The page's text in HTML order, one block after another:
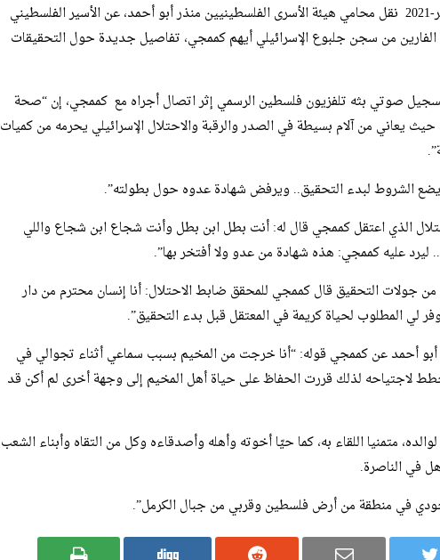
زاجل نيوز-21-سبتمبر-2021 نقل محامي هيئة الأسرى الفلسطينيين منذر أبو أحمد، عن الأسير الفلسطيني
الذي كان من بين الـ6 الفارين من سجن جلبوع الإسرائيلي أيهم كممجي، تفاصيل جديدة حول التحقيقات
صوتي بثه تلفزيون فلسطين الرسمي إثر اتصال أجراه مع كممجي، إن “صحة
يعاني من آلام بسيطة في الصدر والرقبة والاحتلال الإسرائيلي يحرمه من كميات
الشروط لبدء التحقيق.. ويرفض شهادة عدوه حول بطولته”.
الذي اعتقل كممجي قال له: أنت بطل ابن بطل وأنت شجاع ابن شجاع واللي
ليرد عليه كممجي: هذه شهادة من عدو ولا أفتخر بها”.
جولات التحقيق قال كممجي للمحقق ضابط الاحتلال: أنا إنسان محترم من دار
لي المطلوب لحياة كريمة في المعتقل قبل بدء التحقيق”.
أحمد عن كممجي قوله: “أنا خرجت من المخيم بسبب سماعي أثناء تجوالي في
لاجتياحه لذلك قررت الحفاظ على حياة أهل المخيم إلى وجهة أخرى لم أكن قد
متمنيا اللقاء به، كما حيّا أخوته وأهله وأصدقاءه وكل من التقاه وأبناء الشعب
في الناصرة.
في منطقة من أرض فلسطين وقربي من جبال الكرمل”.